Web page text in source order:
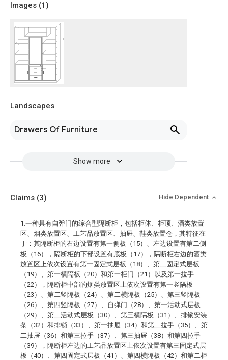
Images (1)
Landscapes
Drawers Of Furniture
Show more
Claims (3) Hide Dependent
1.一种具有自弹门的综合型隔断柜，包括柜体、柜顶、酒类放置
区、烟类放置区、工艺品放置区、抽屉、鞋类放置仓，其特征在
于：其隔断柜的右边设置有第一侧板（15）、左边设置有第二侧
板（16），隔断柜的下部设置有底板（17），隔断柜右边的酒类
放置区上依次设置有第一固定式层板（18）、第二固定式层板
（19）、第一横隔板（20）和第一柜门（21）以及第一拉手
（22），隔断柜中部的烟类放置区上依次设置有第一竖隔板
（23）、第二竖隔板（24）、第二横隔板（25）、第三竖隔板
（26）、第四竖隔板（27）、自弹门（28）、第一活动式层板
（29）、第二活动式层板（30）、第三横隔板（31）、排锁安装
条（32）和排锁（33）、第一抽屉（34）和第二拉手（35）、第
二抽屉（36）和第三拉手（37）、第三抽屉（38）和第四拉手
（39），隔断柜左边的工艺品放置区上依次设置有第三固定式层
板（40）、第四固定式层板（41）、第四横隔板（42）和第二柜